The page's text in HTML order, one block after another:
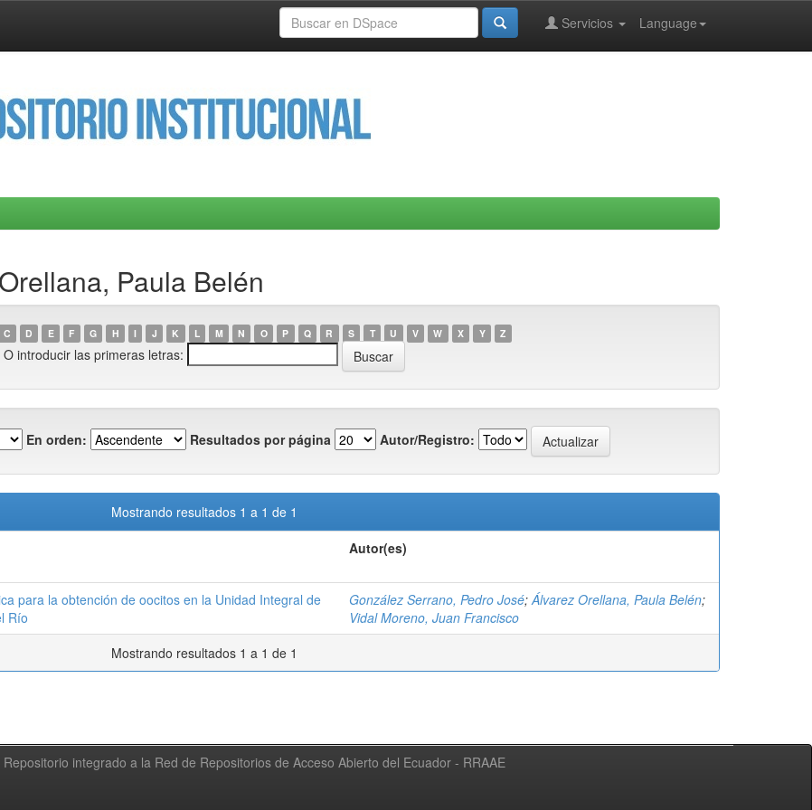
Language
Servicios
Paula Belén
C D E F G H I J K L M N O P Q R S T U V W X Y Z
O introducir las primeras letras:
En orden: Resultados por página Autor/Registro:
Mostrando resultados 1 a 1 de 1
Autor(es)
para la obtención de oocitos en la Unidad Integral de
Río
González Serrano, Pedro José;Álvarez Orellana, Paula Belén;
Vidal Moreno, Juan Francisco
Mostrando resultados 1 a 1 de 1
Repositorio integrado a la Red de Repositorios de Acceso Abierto del Ecuador - RRAAE